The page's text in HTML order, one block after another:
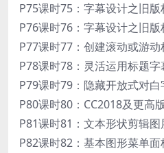
P75课时75：字幕设计之旧版
P76课时76：字幕设计之旧
P77课时77：创建滚动或游动
P78课时78：灵活运用标题字
P79课时79：隐藏开放式对白
P80课时80：CC2018及更高
P81课时81：文本形状剪辑图
P82课时82：基本图形菜单